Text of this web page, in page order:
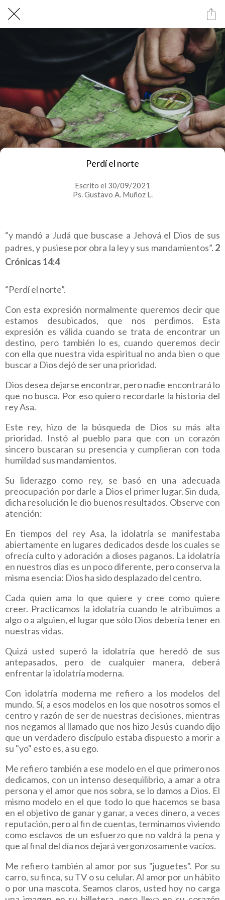
Perdí el norte
Escrito el 30/09/2021
Ps. Gustavo A. Muñoz L.
“y mandó a Judá que buscase a Jehová el Dios de sus
padres, y pusiese por obra la ley y sus mandamientos”. 2
Crónicas 14:4
“Perdí el norte”.
Con esta expresión normalmente queremos decir que
estamos desubicados, que nos perdimos. Esta
expresión es válida cuando se trata de encontrar un
destino, pero también lo es, cuando queremos decir
con ella que nuestra vida espiritual no anda bien o que
buscar a Dios dejó de ser una prioridad.
Dios desea dejarse encontrar, pero nadie encontrará lo
que no busca. Por eso quiero recordarle la historia del
rey Asa.
Este rey, hizo de la búsqueda de Dios su más alta
prioridad. Instó al pueblo para que con un corazón
sincero buscaran su presencia y cumplieran con toda
humildad sus mandamientos.
Su liderazgo como rey, se basó en una adecuada
preocupación por darle a Dios el primer lugar. Sin duda,
dicha resolución le dio buenos resultados. Observe con
atención:
En tiempos del rey Asa, la idolatría se manifestaba
abiertamente en lugares dedicados desde los cuales se
ofrecía culto y adoración a dioses paganos. La idolatría
en nuestros días es un poco diferente, pero conserva la
misma esencia: Dios ha sido desplazado del centro.
Cada quien ama lo que quiere y cree como quiere
creer. Practicamos la idolatría cuando le atribuimos a
algo o a alguien, el lugar que sólo Dios debería tener en
nuestras vidas.
Quizá usted superó la idolatría que heredó de sus
antepasados, pero de cualquier manera, deberá
enfrentar la idolatría moderna.
Con idolatría moderna me refiero a los modelos del
mundo. Sí, a esos modelos en los que nosotros somos el
centro y razón de ser de nuestras decisiones, mientras
nos negamos al llamado que nos hizo Jesús cuando dijo
que un verdadero discípulo estaba dispuesto a morir a
su "yo" esto es, a su ego.
Me refiero también a ese modelo en el que primero nos
dedicamos, con un intenso desequilibrio, a amar a otra
persona y el amor que nos sobra, se lo damos a Dios. El
mismo modelo en el que todo lo que hacemos se basa
en el objetivo de ganar y ganar, a veces dinero, a veces
reputación, pero al fin de cuentas, terminamos viviendo
como esclavos de un esfuerzo que no valdrá la pena y
que al final del día nos dejará vergonzosamente vacíos.
Me refiero también al amor por sus "juguetes". Por su
carro, su finca, su TV o su celular. Al amor por un hábito
o por una mascota. Seamos claros, usted hoy no carga